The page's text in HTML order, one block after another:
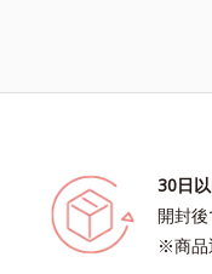
30日
開封
※商品